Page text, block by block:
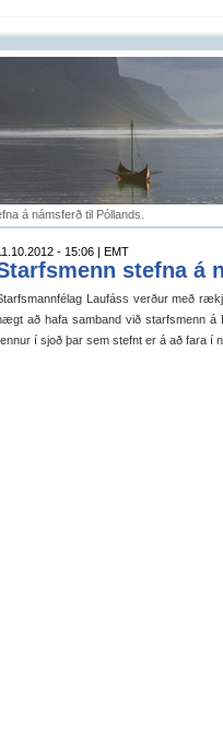
á námsferð til Póllands.
- 15:06 | EMT
stefna á
Laufáss verður með
að hafa samband við starfsmenn á
í sjoð þar sem stefnt er á að fara í